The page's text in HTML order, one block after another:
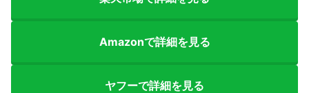
Amazonで詳細を見る
ヤフーで詳細を見る